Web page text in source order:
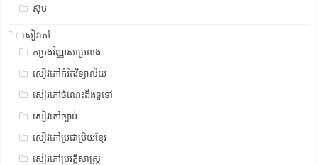
ស៊ុប
សៀវភៅ
កម្រងវិញ្ញាសាប្រលង
សៀវភៅកំរិតវិទ្យាល័យ
សៀវភៅចំណេះដឹងទូទៅ
សៀវភៅច្បាប់
សៀវភៅប្រជាប្រិយខ្មែរ
សៀវភៅប្រវត្តិសាស្រ្ត